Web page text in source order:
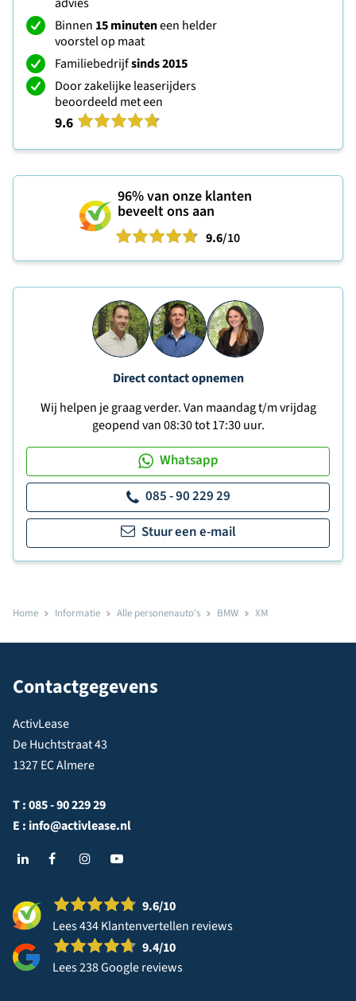
Binnen 15 minuteneen helder
voorstel op maat
Familiebedrijfsinds 2015
Door zakelijke leaserijders
beoordeeld met een
9.6
96%van onze klanten
beveelt ons aan
9.6/10
Direct contact opnemen
Wij helpen je graag verder. Van maandag t/m vrijdag
geopend van 08:30 tot 17:30 uur.
Whatsapp
085 - 90 229 29
Stuur een e-mail
Home Informatie Alle personenauto's BMW XM
Contactgegevens
ActivLease
De Huchtstraat 43
1327 EC Almere
T :085 - 90 229 29
E : info@activlease.nl
9.6/10
Lees 434 Klantenvertellen reviews
9.4/10
Lees 238 Google reviews